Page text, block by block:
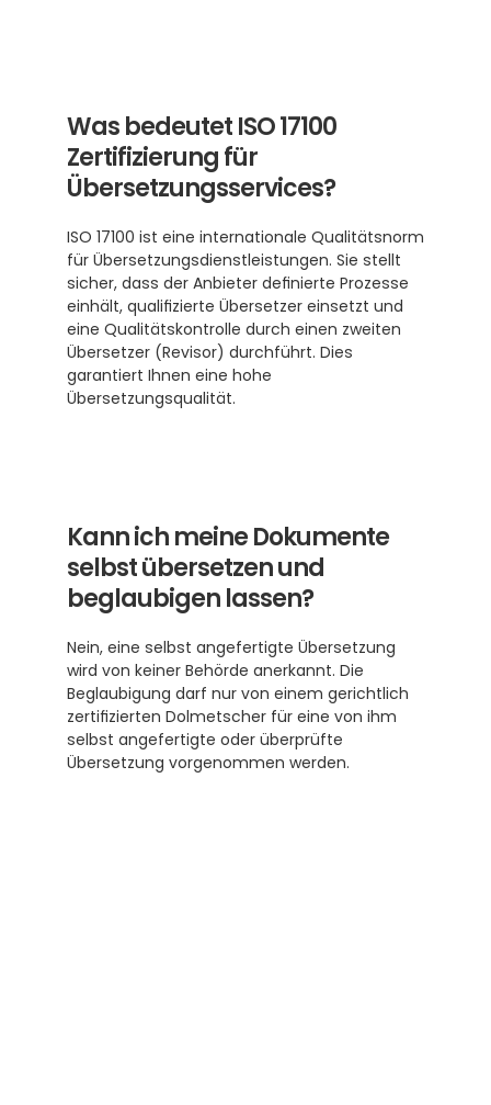
Was bedeutet ISO 17100
Zertifizierung für
Übersetzungsservices?
ISO 17100 ist eine internationale Qualitätsnorm
für Übersetzungsdienstleistungen. Sie stellt
sicher, dass der Anbieter definierte Prozesse
einhält, qualifizierte Übersetzer einsetzt und
eine Qualitätskontrolle durch einen zweiten
Übersetzer (Revisor) durchführt. Dies
garantiert Ihnen eine hohe
Übersetzungsqualität.
Kann ich meine Dokumente
selbst übersetzen und
beglaubigen lassen?
Nein, eine selbst angefertigte Übersetzung
wird von keiner Behörde anerkannt. Die
Beglaubigung darf nur von einem gerichtlich
zertifizierten Dolmetscher für eine von ihm
selbst angefertigte oder überprüfte
Übersetzung vorgenommen werden.